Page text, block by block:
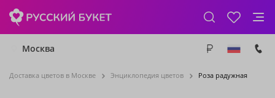
Москва
Доставка цветов в Москве Энциклопедия цветов Роза радужная